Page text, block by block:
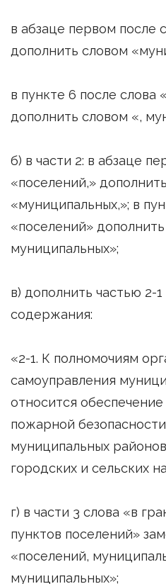
в абзаце первом после
дополнить словом
в пункте 6 после слова
дополнить словом «,
б) в части 2: в абзаце
«поселений,»
«муниципальных,»; в
«поселений»
муниципальных»;
в) дополнить частью 2-
содержания:
«2-1. К полномочиям
самоуправления
относится
пожарной
муниципальных
городских и сельских
г) в части 3 слова «в
пунктов поселений»
«поселений,
муниципальных»;